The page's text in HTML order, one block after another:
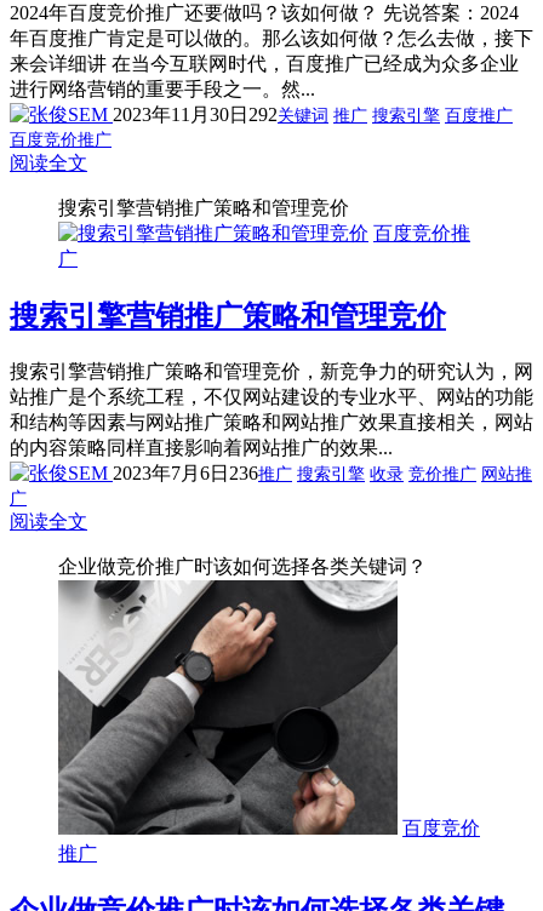
2024年百度竞价推广还要做吗？该如何做？ 先说答案：2024
年百度推广肯定是可以做的。那么该如何做？怎么去做，接下
来会详细讲 在当今互联网时代，百度推广已经成为众多企业
进行网络营销的重要手段之一。然...
2023年11月30日 292关键词 推广 搜索引擎 百度推广
百度竞价推广
阅读全文
搜索引擎营销推广策略和管理竞价
百度竞价推
广
搜索引擎营销推广策略和管理竞价
搜索引擎营销推广策略和管理竞价，新竞争力的研究认为，网
站推广是个系统工程，不仅网站建设的专业水平、网站的功能
和结构等因素与网站推广策略和网站推广效果直接相关，网站
的内容策略同样直接影响着网站推广的效果...
2023年7月6日 236推广 搜索引擎 收录 竞价推广 网站推
广
阅读全文
企业做竞价推广时该如何选择各类关键词？
百度竞价
推广